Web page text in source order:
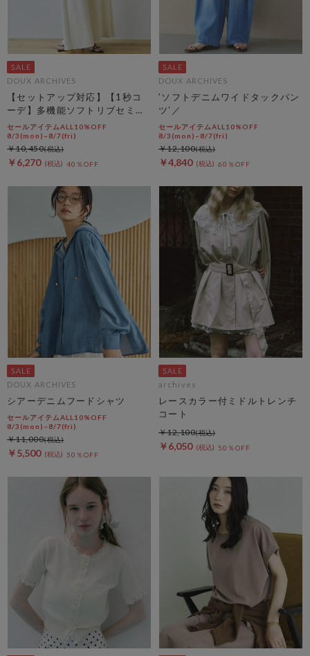
DOUX ARCHIVES
【セットアップ対応】【1秒コ
ーデ】多機能ソフトリブセミフ
レアスカート
セールアイテムALL10%OFF
8/3(mon)~8/7(fri)
￥6,270 40％OFF
￥10,450
DOUX ARCHIVES
’ソフトデニムワイドタックパン
ツ’／
セールアイテムALL10%OFF
8/3(mon)~8/7(fri)
￥4,840 60％OFF
￥12,100
DOUX ARCHIVES
シアーデニムフードシャツ
セールアイテムALL10%OFF
8/3(mon)~8/7(fri)
￥5,500 50％OFF
￥11,000
archives
レースカラー付ミドルトレンチ
コート
￥6,050 50％OFF
￥12,100